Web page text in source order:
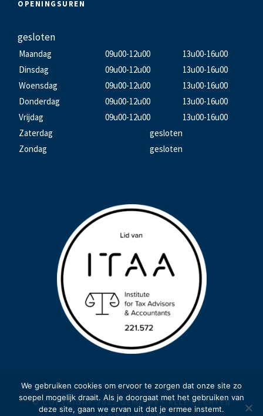
OPENINGSUREN
gesloten
Maandag 09u00-12u00
13u00-16u00
Dinsdag
09u00-12u00
13u00-16u00
Woensdag
09u00-12u00
13u00-16u00
Donderdag
09u00-12u00
13u00-16u00
Vrijdag
09u00-12u00
13u00-16u00
Zaterdag
gesloten
Zondag
gesloten
© COPYRIGHT 2023 GEMA BV - ALLE RECHTEN
We gebruiken cookies om ervoor te zorgen dat onze site zo
soepel mogelijk draait. Als je doorgaat met het gebruiken van
deze site, gaan we ervan uit dat je ermee instemt.